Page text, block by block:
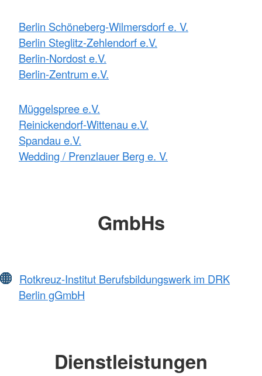
Berlin Schöneberg-Wilmersdorf e. V.
Berlin Steglitz-Zehlendorf e.V.
Berlin-Nordost e.V.
Berlin-Zentrum e.V.
Müggelspree e.V.
Reinickendorf-Wittenau e.V.
Spandau e.V.
Wedding / Prenzlauer Berg e. V.
GmbHs
Rotkreuz-Institut Berufsbildungswerk im DRK
Berlin gGmbH
Dienstleistungen